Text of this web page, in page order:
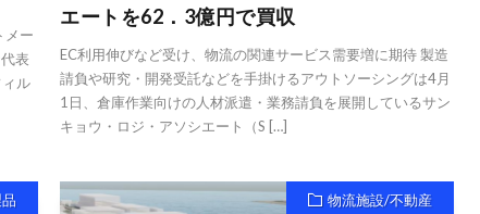
メー
表
ル
エートを62．3億円で買収
EC利用伸びなど受け、物流の関連サービス需要増に期待 製造
請負や研究・開発受託などを手掛けるアウトソーシングは4月
1日、倉庫作業向けの人材派遣・業務請負を展開しているサン
キョウ・ロジ・アソシエート（S […]
物流施設/不動産